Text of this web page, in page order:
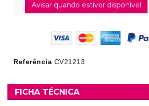
Avisar quando estiver disponível
Referência CV21213
FICHA TÉCNICA